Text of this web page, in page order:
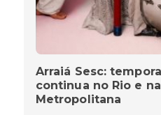
Arraiá Sesc:
continua no Rio e
Metropolitana